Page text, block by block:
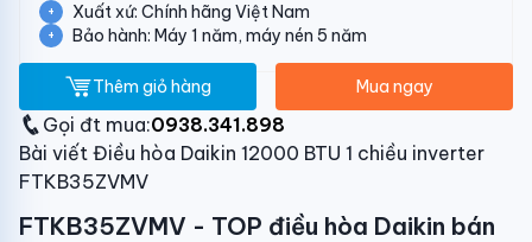
Xuất xứ: Chính hãng Việt Nam
Bảo hành: Máy 1 năm, máy nén 5 năm
Thêm giỏ hàng Mua ngay
Gọi đt mua:0938.341.898
Bài viết Điều hòa Daikin 12000 BTU 1 chiều inverter
FTKB35ZVMV
FTKB35ZVMV - TOP điều hòa Daikin bán